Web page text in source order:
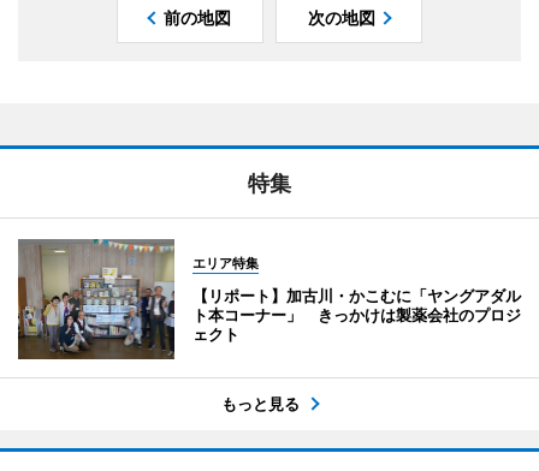
前の地図 次の地図
特集
エリア特集
【リポート】加古川・かこむに「ヤングアダル
ト本コーナー」 きっかけは製薬会社のプロジ
ェクト
もっと見る